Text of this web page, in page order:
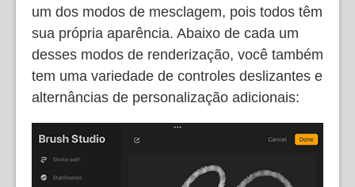
um dos modos de mesclagem, pois todos têm
sua própria aparência. Abaixo de cada um
desses modos de renderização, você também
tem uma variedade de controles deslizantes e
alternâncias de personalização adicionais: